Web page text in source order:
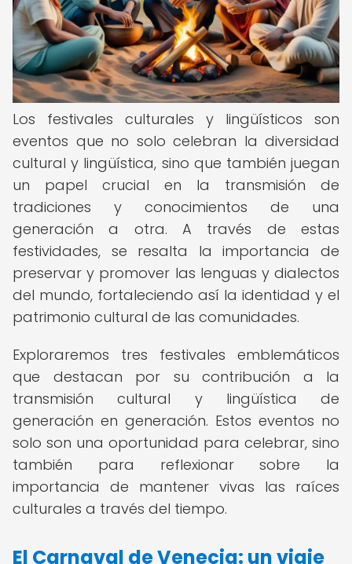
Los festivales culturales y lingüísticos son
eventos que no solo celebran la diversidad
cultural y lingüística, sino que también juegan
un papel crucial en la transmisión de
tradiciones y conocimientos de una
generación a otra. A través de estas
festividades, se resalta la importancia de
preservar y promover las lenguas y dialectos
del mundo, fortaleciendo así la identidad y el
patrimonio cultural de las comunidades.
Exploraremos tres festivales emblemáticos
que destacan por su contribución a la
transmisión cultural y lingüística de
generación en generación. Estos eventos no
solo son una oportunidad para celebrar, sino
también para reflexionar sobre la
importancia de mantener vivas las raíces
culturales a través del tiempo.
El Carnaval de Venecia: un viaje